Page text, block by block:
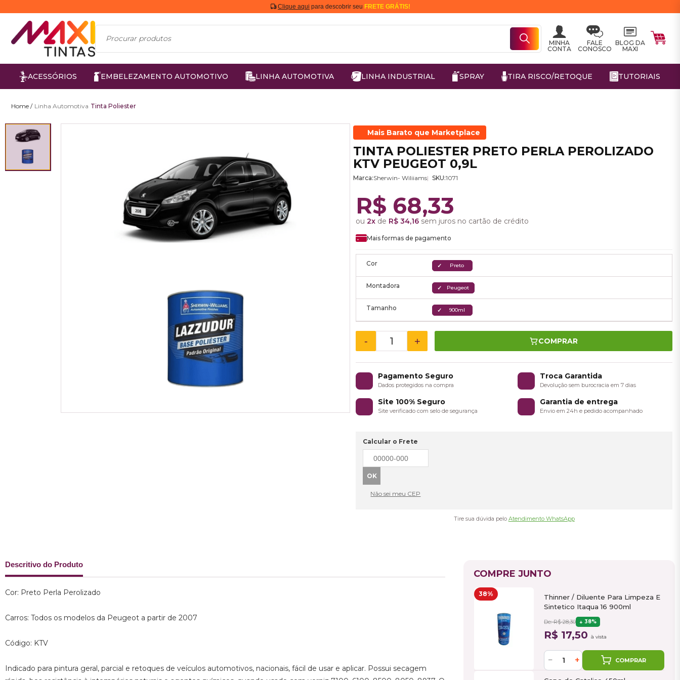
Clique aqui para descobrir seu FRETE GRÁTIS!
MINHA
CONTA
FALE
CONOSCO
BLOG DA
MAXI
ACESSÓRIOS EMBELEZAMENTO AUTOMOTIVO LINHA AUTOMOTIVA LINHA INDUSTRIAL SPRAY TIRA RISCO/RETOQUE TUTORIAIS
Linha Automotiva Tinta Poliester
Mais Barato que Marketplace
TINTA POLIESTER PRETO PERLA PEROLIZADO
KTV PEUGEOT 0,9L
Marca:Sherwin- Wiliiams SKU:1071
R$ 68,33
ou2x de R$ 34,16 sem juros no cartão de crédito
Mais formas de pagamento
Cor Preto
Montadora Peugeot
Tamanho 900ml
- + COMPRAR
Pagamento Seguro
Dados protegidos na compra
Troca Garantida
Devolução sem burocracia em 7 dias
Site 100% Seguro
Site verificado com selo de segurança
Garantia de entrega
Envio em 24h e pedido acompanhado
Calcular o Frete
Não sei meu CEP
Tire sua dúvida pelo Atendimento WhatsApp
Descritivo do Produto
Cor: Preto Perla Perolizado
Carros: Todos os modelos da Peugeot a partir de 2007
Código: KTV
Indicado para pintura geral, parcial e retoques de veículos automotivos, nacionais, fácil de usar e aplicar. Possui secagem
COMPRE JUNTO
38%
Thinner / Diluente Para Limpeza E
Sintetico Itaqua 16 900ml
De: R$ 28,30 38%
R$ 17,50 à vista
− + COMPRAR